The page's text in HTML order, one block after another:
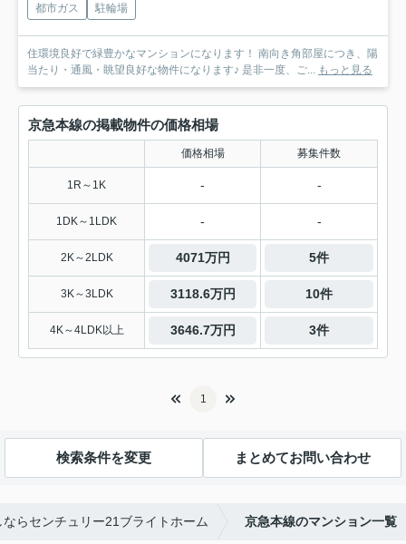
都市ガス
駐輪場
住環境良好で緑豊かなマンションになります！ 南向き角部屋につき、陽
当たり・通風・眺望良好な物件になります♪ 是非一度、ご...
もっと見る
京急本線の掲載物件の価格相場
価格相場 募集件数
1R～1K - -
1DK～1LDK - -
2K～2LDK 4071万円 5件
3K～3LDK 3118.6万円 10件
4K～4LDK以上 3646.7万円 3件
1
検索条件を変更 まとめてお問い合わせ
らセンチュリー21ブライトホーム 京急本線のマンション一覧